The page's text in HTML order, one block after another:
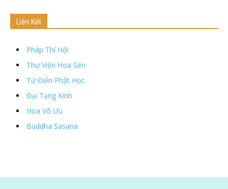
Liên Kết
Pháp Thí Hội
Thư Viện Hoa Sen
Từ Điển Phật Học
Đại Tạng Kinh
Hoa Vô Ưu
Buddha Sasana